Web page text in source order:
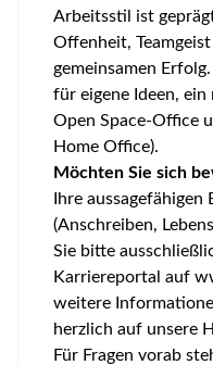
Arbeitsstil ist
Offenheit,
gemeinsamen
für eigene Ideen, ein
Open Space-Office
Home Office).
Möchten Sie sich
Ihre
(Anschreiben,
Sie bitte
Karriereportal auf
weitere
herzlich auf unsere
Für Fragen vorab